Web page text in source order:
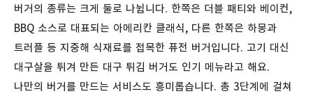
버거의 종류는 크게 둘로 나뉩니다. 한쪽은 더블 패티와 베이컨,
BBQ 소스로 대표되는 아메리칸 클래식, 다른 한쪽은 하몽과
트러플 등 지중해 식재료를 접목한 퓨전 버거입니다. 고기 대신
대구살을 튀겨 만든 대구 튀김 버거도 인기 메뉴라고 해요.
나만의 버거를 만드는 서비스도 흥미롭습니다. 총 3단계에 걸쳐